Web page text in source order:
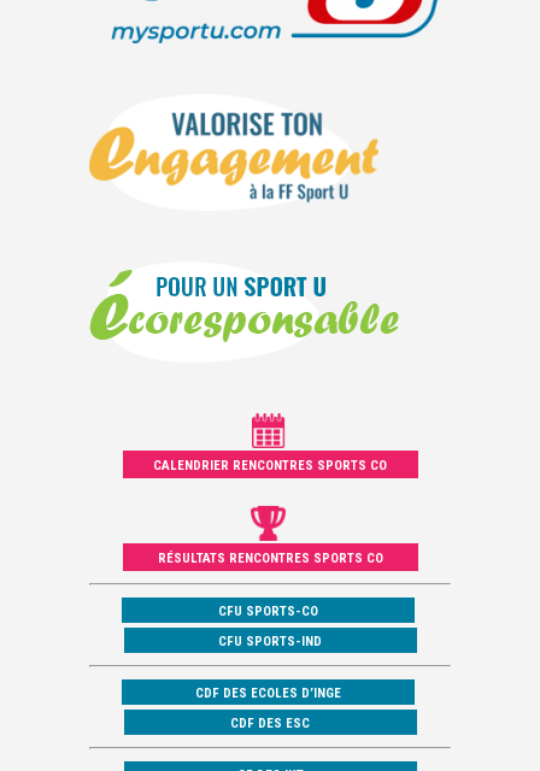
CALENDRIER RENCONTRES SPORTS CO
RÉSULTATS RENCONTRES SPORTS CO
CFU SPORTS-CO
CFU SPORTS-IND
CDF DES ECOLES D’INGE
CDF DES ESC